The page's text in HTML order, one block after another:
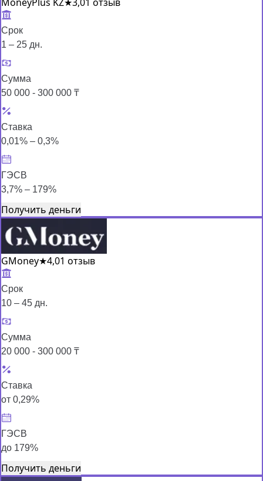
Срок
1 – 25 дн.
Сумма
50 000 - 300 000 ₸
Ставка
0,01% – 0,3%
ГЭСВ
3,7% – 179%
Получить деньги
GMoney★4,01 отзыв
Срок
10 – 45 дн.
Сумма
20 000 - 300 000 ₸
Ставка
от 0,29%
ГЭСВ
до 179%
Получить деньги